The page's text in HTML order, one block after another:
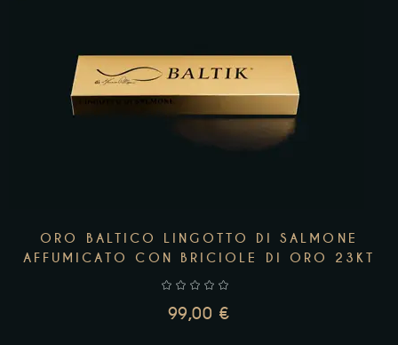
ORO BALTICO LINGOTTO DI SALMONE
AFFUMICATO CON BRICIOLE DI ORO 23KT
99,00 €